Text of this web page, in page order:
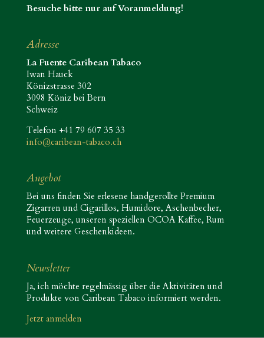
Besuche bitte nur auf Voranmeldung!
Adresse
La Fuente Caribean Tabaco
Iwan Hauck
Könizstrasse 302
3098 Köniz bei Bern
Schweiz
Telefon +41 79 607 35 33
info@caribean-tabaco.ch
Angebot
Bei uns finden Sie erlesene handgerollte Premium
Zigarren und Cigarillos, Humidore, Aschenbecher,
Feuerzeuge, unseren speziellen OCOA Kaffee, Rum
und weitere Geschenkideen.
Newsletter
Ja, ich möchte regelmässig über die Aktivitäten und
Produkte von Caribean Tabaco informiert werden.
Jetzt anmelden